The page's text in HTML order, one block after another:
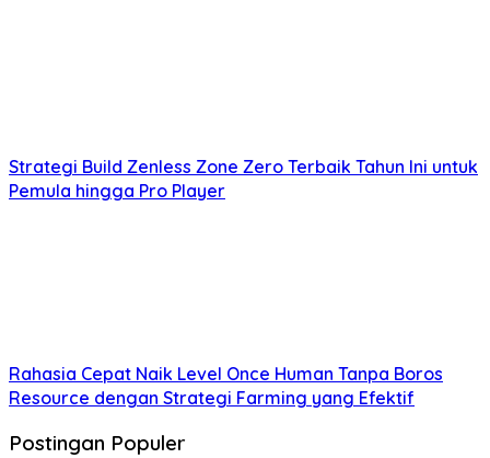
Strategi Build Zenless Zone Zero Terbaik Tahun Ini untuk
Pemula hingga Pro Player
Rahasia Cepat Naik Level Once Human Tanpa Boros
Resource dengan Strategi Farming yang Efektif
Postingan Populer